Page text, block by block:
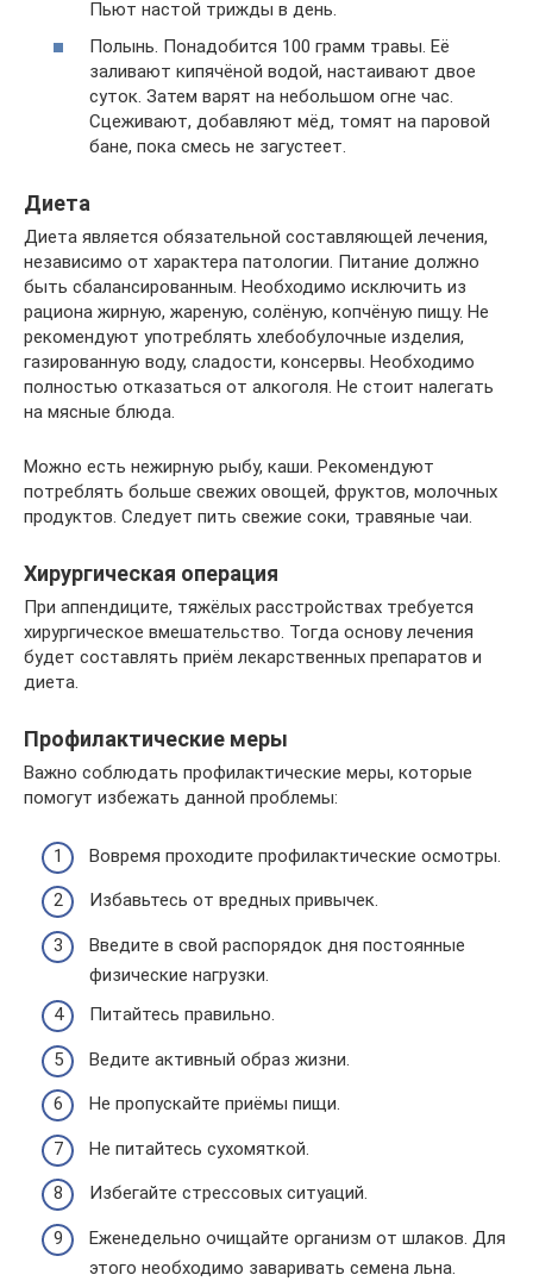
Пьют настой трижды в день.
Полынь. Понадобится 100 грамм травы. Её
заливают кипячёной водой, настаивают двое
суток. Затем варят на небольшом огне час.
Сцеживают, добавляют мёд, томят на паровой
бане, пока смесь не загустеет.
Диета
Диета является обязательной составляющей лечения,
независимо от характера патологии. Питание должно
быть сбалансированным. Необходимо исключить из
рациона жирную, жареную, солёную, копчёную пищу. Не
рекомендуют употреблять хлебобулочные изделия,
газированную воду, сладости, консервы. Необходимо
полностью отказаться от алкоголя. Не стоит налегать
на мясные блюда.
Можно есть нежирную рыбу, каши. Рекомендуют
потреблять больше свежих овощей, фруктов, молочных
продуктов. Следует пить свежие соки, травяные чаи.
Хирургическая операция
При аппендиците, тяжёлых расстройствах требуется
хирургическое вмешательство. Тогда основу лечения
будет составлять приём лекарственных препаратов и
диета.
Профилактические меры
Важно соблюдать профилактические меры, которые
помогут избежать данной проблемы:
Вовремя проходите профилактические осмотры.
Избавьтесь от вредных привычек.
Введите в свой распорядок дня постоянные
физические нагрузки.
Питайтесь правильно.
Ведите активный образ жизни.
Не пропускайте приёмы пищи.
Не питайтесь сухомяткой.
Избегайте стрессовых ситуаций.
Еженедельно очищайте организм от шлаков. Для
этого необходимо заваривать семена льна.